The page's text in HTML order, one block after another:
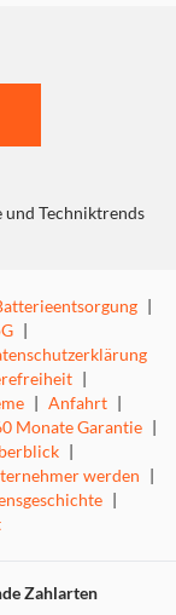
und Techniktrends
|
|
|
| Anfahrt |
Monate Garantie |
|
werden |
|
Zahlarten